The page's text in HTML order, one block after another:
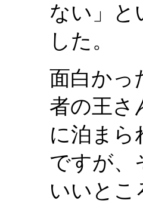
ない」と
した。
面白かっ
者の王さ
に泊まら
ですが、
いいとこ